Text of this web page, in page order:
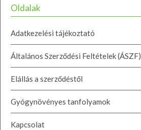
Oldalak
Adatkezelési tájékoztató
Általános Szerződési Feltételek (ÁSZF)
Elállás a szerződéstől
Gyógynövényes tanfolyamok
Kapcsolat